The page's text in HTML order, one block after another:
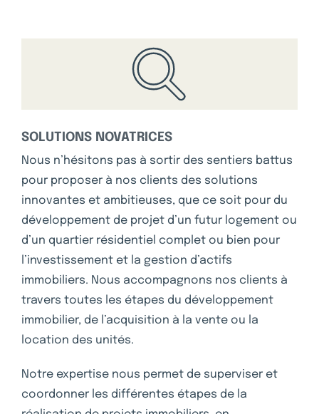
SOLUTIONS NOVATRICES
Nous n’hésitons pas à sortir des sentiers battus
pour proposer à nos clients des solutions
innovantes et ambitieuses, que ce soit pour du
développement de projet d’un futur logement ou
d’un quartier résidentiel complet ou bien pour
l’investissement et la gestion d’actifs
immobiliers. Nous accompagnons nos clients à
travers toutes les étapes du développement
immobilier, de l’acquisition à la vente ou la
location des unités.
Notre expertise nous permet de superviser et
coordonner les différentes étapes de la